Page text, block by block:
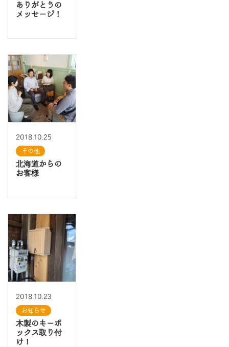
ありがとうの
メッセージ！
2018.10.25
その他
北海道からの
お客様
2018.10.23
お知らせ
木製のキーボ
ックス取り付
け！